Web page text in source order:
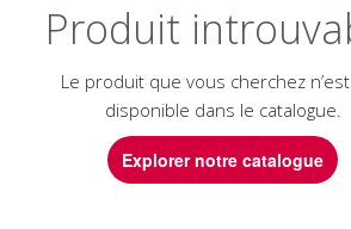
Produit
Le produit que vous cherchez
disponible dans le catalogue.
Explorer notre catalogue